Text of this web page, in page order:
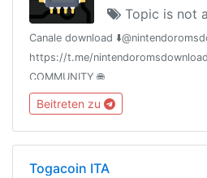
Topic is not
Canale download
https://t.me/nintendoromsdownload/
COMMUNITY 🌐
Beitreten zu
Togacoin ITA